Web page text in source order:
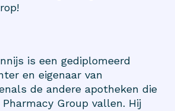
is een gediplomeerd
en eigenaar van
de andere apotheken die
Group vallen. Hij